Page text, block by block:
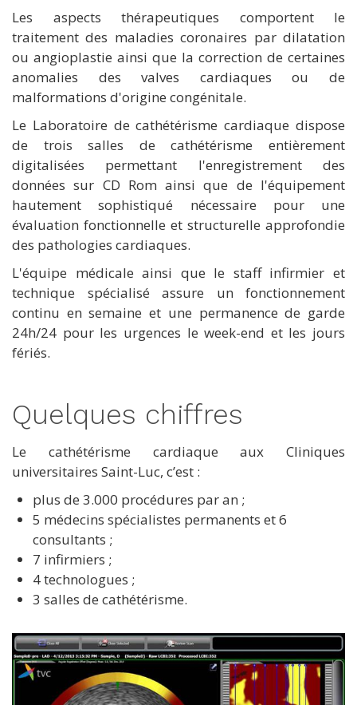
Les aspects thérapeutiques comportent le
traitement des maladies coronaires par dilatation
ou angioplastie ainsi que la correction de certaines
anomalies des valves cardiaques ou de
malformations d'origine congénitale.
Le Laboratoire de cathétérisme cardiaque dispose
de trois salles de cathétérisme entièrement
digitalisées permettant l'enregistrement des
données sur CD Rom ainsi que de l'équipement
hautement sophistiqué nécessaire pour une
évaluation fonctionnelle et structurelle approfondie
des pathologies cardiaques.
L'équipe médicale ainsi que le staff infirmier et
technique spécialisé assure un fonctionnement
continu en semaine et une permanence de garde
24h/24 pour les urgences le week-end et les jours
fériés.
Quelques chiffres
Le cathétérisme cardiaque aux Cliniques
universitaires Saint-Luc, c’est :
plus de 3.000 procédures par an ;
5 médecins spécialistes permanents et 6
consultants ;
7 infirmiers ;
4 technologues ;
3 salles de cathétérisme.